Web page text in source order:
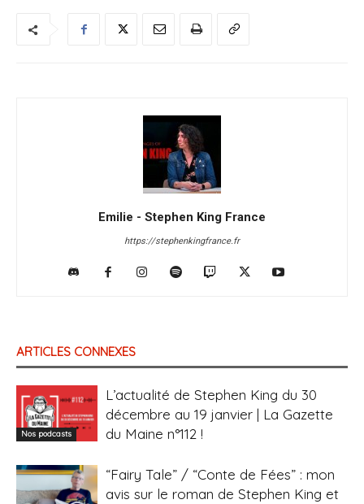
Emilie - Stephen King France
https://stephenkingfrance.fr
ARTICLES CONNEXES
Nos podcasts
L’actualité de Stephen King du 30
décembre au 19 janvier | La Gazette
du Maine n°112 !
“Fairy Tale” / “Conte de Fées” : mon
avis sur le roman de Stephen King et